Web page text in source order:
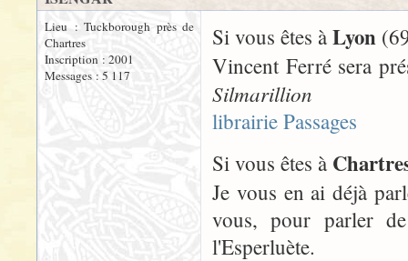
Lieu : Tuckborough près de
Chartres
Inscription : 2001
Messages : 5 117
Si vous êtes à Lyon
Vincent Ferré sera
Silmarillion
librairie Passages
Si vous êtes à
Je vous en ai déjà
vous, pour parler
l'Esperluète.